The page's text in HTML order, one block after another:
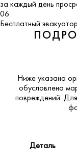
за каждый день
06
Бесплатный
Ниже указана
обусловлена
повреждений.
Деталь